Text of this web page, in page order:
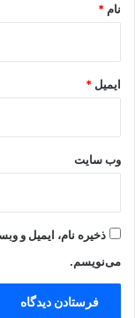
نام *
ایمیل *
وب‌ سایت
ذخیره نام، ایمیل و
می‌نویسم.